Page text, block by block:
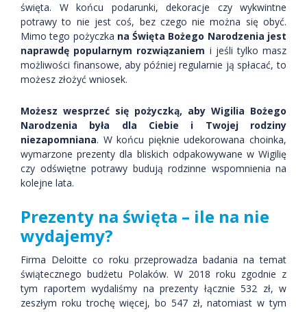
święta. W końcu podarunki, dekoracje czy wykwintne
potrawy to nie jest coś, bez czego nie można się obyć.
Mimo tego pożyczka na Święta Bożego Narodzenia jest
naprawdę popularnym rozwiązaniem i jeśli tylko masz
możliwości finansowe, aby później regularnie ją spłacać, to
możesz złożyć wniosek.
Możesz wesprzeć się pożyczką, aby Wigilia Bożego
Narodzenia była dla Ciebie i Twojej rodziny
niezapomniana. W końcu pięknie udekorowana choinka,
wymarzone prezenty dla bliskich odpakowywane w Wigilię
czy odświętne potrawy budują rodzinne wspomnienia na
kolejne lata.
Prezenty na święta – ile na nie
wydajemy?
Firma Deloitte co roku przeprowadza badania na temat
świątecznego budżetu Polaków. W 2018 roku zgodnie z
tym raportem wydaliśmy na prezenty łącznie 532 zł, w
zeszłym roku trochę więcej, bo 547 zł, natomiast w tym